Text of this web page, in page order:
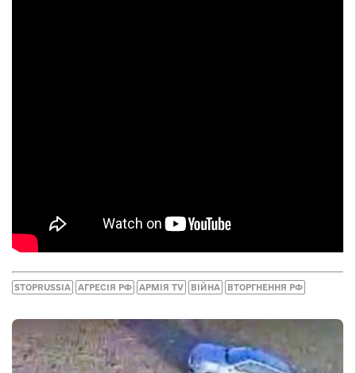
STOPRUSSIA АГРЕСІЯ РФ АРМІЯ TV ВІЙНА ВТОРГНЕННЯ РФ